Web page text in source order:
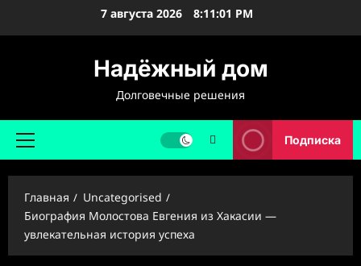
7 августа 2026 8:11:02 PM
Надёжный дом
Долговечные решения
Основное
Подписка
Главная
Uncategorised
Биография Молостова Евгения из Хакасии —
увлекательная история успеха